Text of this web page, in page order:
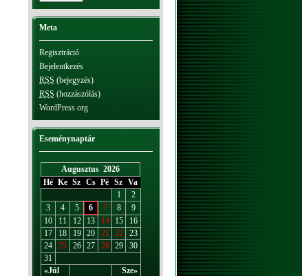
Meta
Regisztráció
Bejelentkezés
RSS (bejegyzés)
RSS (hozzászólás)
WordPress.org
Eseménynaptár
Augusztus 2026
Hé Ke Sz Cs Pé Sz Va
«Júl Sze»
1
2
3
4 5 6 7 8
9
10
11 12 13 14 15
16
17
18 19 20 21 22
23
24
25 26 27 28 29
30
31